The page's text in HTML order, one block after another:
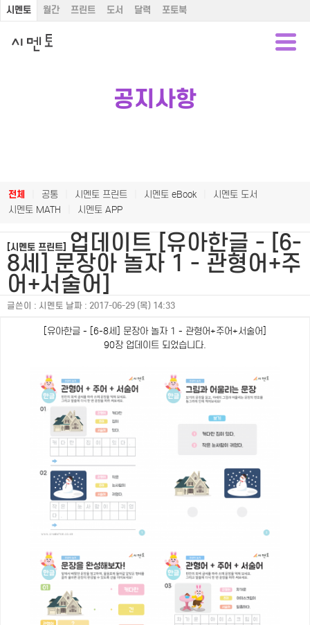
시멘토 월간 프린트 도서 달력 포토북
공지사항
전체 공통 시멘토 프린트 시멘토 eBook
시멘토 도서
시멘토 MATH
시멘토 APP
[시멘토 프린트] 업데이트 [유아한글 - [6-
8세] 문장아 놀자 1 - 관형어+주
어+서술어]
글쓴이 : 시멘토 날짜 : 2017-06-29 (목) 14:33
[유아한글 - [6-8세] 문장아 놀자 1 - 관형어+주어+서술어]
90장 업데이트 되었습니다.